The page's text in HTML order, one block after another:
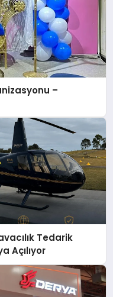
–
Tedarik
Açılıyor